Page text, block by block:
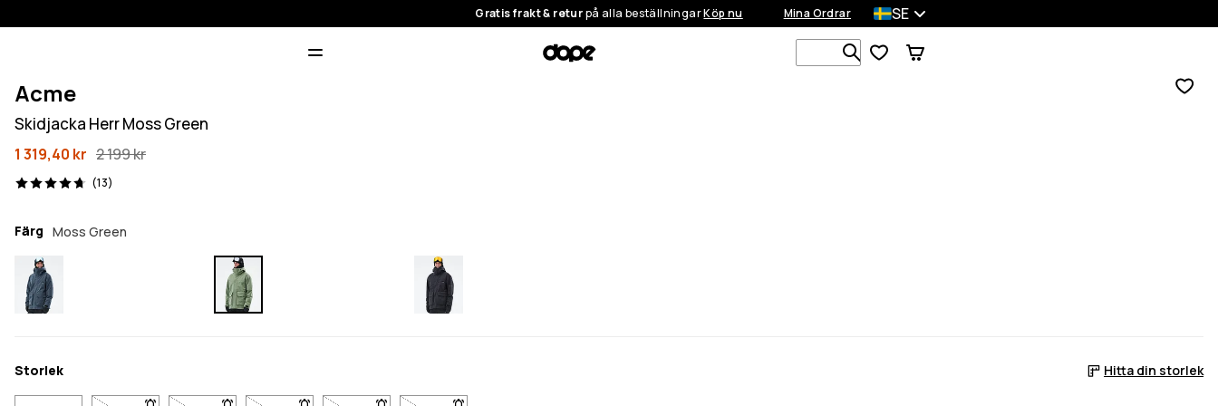
Gratis frakt & returpå alla beställningarKöp nu Mina Ordrar SE
Sök bland 1 000+ produkter
Acme
Skidjacka Herr Moss Green
1 319,40 kr 2 199 kr
(13)
13 recensioner, 4.7/5
Färg Moss Green
Storlek Hitta din storlek